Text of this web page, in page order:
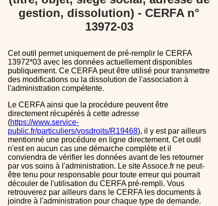
gestion, dissolution) - CERFA n°
13972-03
Cet outil permet uniquement de pré-remplir le CERFA
13972*03 avec les données actuellement disponibles
publiquement. Ce CERFA peut être utilisé pour transmettre
des modifications ou la dissolution de l'association à
l'administration compétente.
Le CERFA ainsi que la procédure peuvent être
directement récupérés à cette adresse
(https://www.service-
public.fr/particuliers/vosdroits/R19468), il y est par ailleurs
mentionné une procédure en ligne directement. Cet outil
n'est en aucun cas une démarche complète et il
conviendra de vérifier les données avant de les retourner
par vos soins à l'administration. Le site Assoce.fr ne peut-
être tenu pour responsable pour toute erreur qui pourrait
découler de l'utilisation du CERFA pré-rempli. Vous
retrouverez par ailleurs dans le CERFA les documents à
joindre à l'administration pour chaque type de demande.